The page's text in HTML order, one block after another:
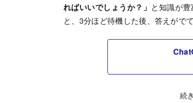
ればいいでしょうか？」 と知識が
と、3分ほど待機した後、答えがでて
続